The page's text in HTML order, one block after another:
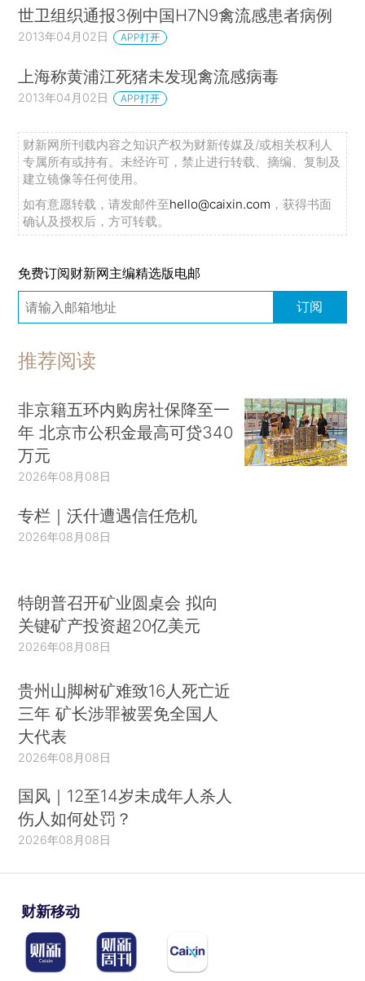
世卫组织通报3例中国H7N9禽流感患者病例
2013年04月02日 APP打开
上海称黄浦江死猪未发现禽流感病毒
2013年04月02日 APP打开
财新网所刊载内容之知识产权为财新传媒及/或相关权利人
专属所有或持有。未经许可，禁止进行转载、摘编、复制及
建立镜像等任何使用。
如有意愿转载，请发邮件至hello@caixin.com ，获得书面
确认及授权后，方可转载。
免费订阅财新网主编精选版电邮
订阅
推荐阅读
非京籍五环内购房社保降至一
年 北京市公积金最高可贷340
万元
2026年08月08日
专栏｜沃什遭遇信任危机
2026年08月08日
特朗普召开矿业圆桌会 拟向
关键矿产投资超20亿美元
2026年08月08日
贵州山脚树矿难致16人死亡近
三年 矿长涉罪被罢免全国人
大代表
2026年08月08日
国风｜12至14岁未成年人杀人
伤人如何处罚？
2026年08月08日
财新移动